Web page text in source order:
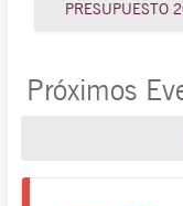
PRESUPUESTO
Próximos